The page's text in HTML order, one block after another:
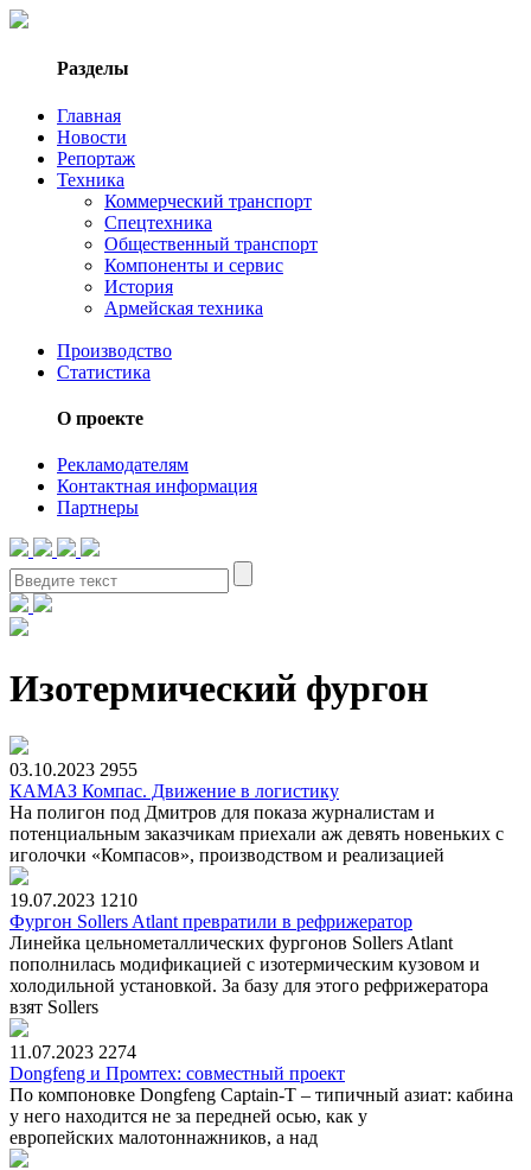
Разделы
Главная
Новости
Репортаж
Техника
Коммерческий транспорт
Спецтехника
Общественный транспорт
Компоненты и сервис
История
Армейская техника
Производство
Статистика
О проекте
Рекламодателям
Контактная информация
Партнеры
Изотермический фургон
03.10.2023 2955
КАМАЗ Компас. Движение в логистику
На полигон под Дмитров для показа журналистам и
потенциальным заказчикам приехали аж девять новеньких с
иголочки «Компасов», производством и реализацией
19.07.2023 1210
Фургон Sollers Atlant превратили в рефрижератор
Линейка цельнометаллических фургонов Sollers Atlant
пополнилась модификацией с изотермическим кузовом и
холодильной установкой. За базу для этого рефрижератора
взят Sollers
11.07.2023 2274
Dongfeng и Промтех: совместный проект
По компоновке Dongfeng Captain-T – типичный азиат: кабина
у него находится не за передней осью, как у
европейских малотоннажников, а над